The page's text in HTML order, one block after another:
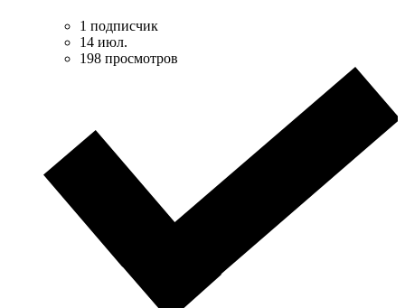
1 подписчик
14 июл.
198 просмотров